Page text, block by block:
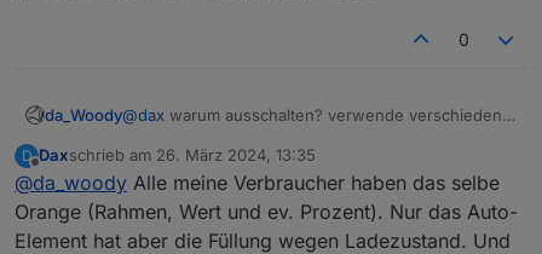
0
da_Woody@dax warum ausschalten? verwende verschiedene
du hast überall den selben wert drinnen.
dann klapperts auch mit der nachbarin. ;)
D
Offline
Daxschrieb am 26. März 2024, 13:35
zuletzt editiert von
@da_woody Alle meine Verbraucher haben das selbe
Orange (Rahmen, Wert und ev. Prozent). Nur das Auto-
Element hat aber die Füllung wegen Ladezustand. Und